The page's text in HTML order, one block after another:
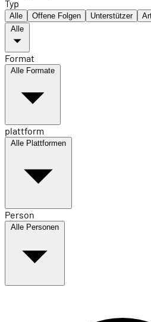
Typ
Alle Offene Folgen Unterstützer
Alle
Format
Alle Formate
plattform
Alle Plattformen
Person
Alle Personen